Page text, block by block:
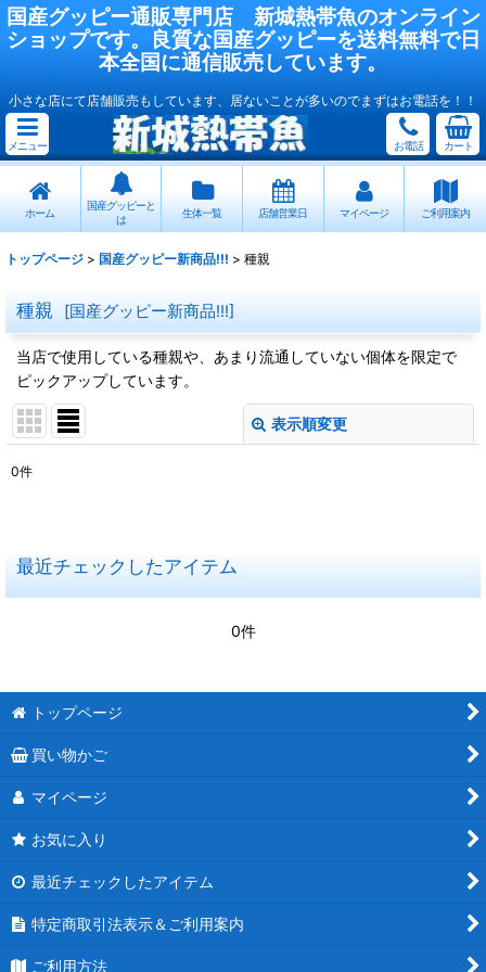
国産グッピー通販専門店 新城熱帯魚のオンライン
ショップです。良質な国産グッピーを送料無料で日
本全国に通信販売しています。
小さな店にて店舗販売もしています、居ないことが多いのでまずはお電話を！！
メニュー お電話 カート
ホーム
国産グッピーと
は
生体一覧 店舗営業日 マイページ ご利用案内
トップページ > 国産グッピー新商品!!! > 種親
種親 [国産グッピー新商品!!!]
当店で使用している種親や、あまり流通していない個体を限定で
ピックアップしています。
表示順変更
絞り込む
0件
最近チェックしたアイテム
0件
トップページ
買い物かご
マイページ
お気に入り
最近チェックしたアイテム
特定商取引法表示＆ご利用案内
ご利用方法